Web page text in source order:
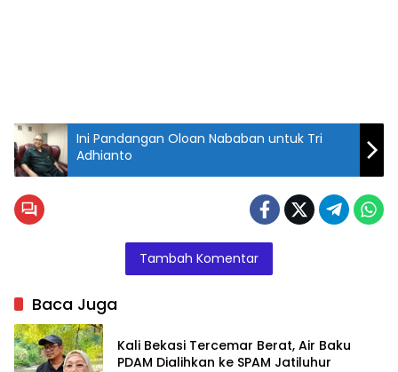
Ini Pandangan Oloan Nababan untuk Tri
Adhianto
Tambah Komentar
Baca Juga
Kali Bekasi Tercemar Berat, Air Baku
PDAM Dialihkan ke SPAM Jatiluhur